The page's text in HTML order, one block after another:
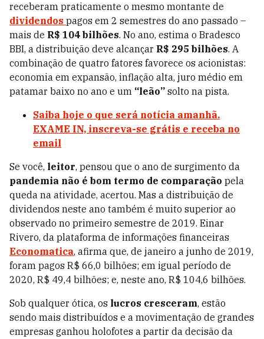
receberam praticamente o mesmo montante de
dividendos pagos em 2 semestres do ano passado –
mais de R$ 104 bilhões. No ano, estima o Bradesco
BBI, a distribuição deve alcançar R$ 295 bilhões. A
combinação de quatro fatores favorece os acionistas:
economia em expansão, inflação alta, juro médio em
patamar baixo no ano e um “leão” solto na pista.
Saiba hoje o que será notícia amanhã.
EXAME IN, inscreva-se grátis e receba no
email
Se você, leitor, pensou que o ano de surgimento da
pandemia não é bom termo de comparação pela
queda na atividade, acertou. Mas a distribuição de
dividendos neste ano também é muito superior ao
observado no primeiro semestre de 2019. Einar
Rivero, da plataforma de informações financeiras
Economatica, afirma que, de janeiro a junho de 2019,
foram pagos R$ 66,0 bilhões; em igual período de
2020, R$ 49,4 bilhões; e, neste ano, R$ 104,6 bilhões.
Sob qualquer ótica, os lucros cresceram, estão
sendo mais distribuídos e a movimentação de grandes
empresas ganhou holofotes a partir da decisão da